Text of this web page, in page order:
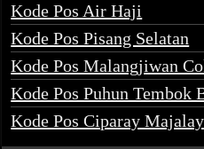
Kode Pos Air Haji
Kode Pos Pisang Selatan
Kode Pos Malangjiwan
Kode Pos Puhun Tembok
Kode Pos Ciparay